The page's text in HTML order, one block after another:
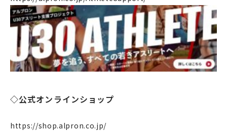
社会課題への取り組み
ニュース
リクルート
OEM
◇公式オンラインショップ
https://shop.alpron.co.jp/